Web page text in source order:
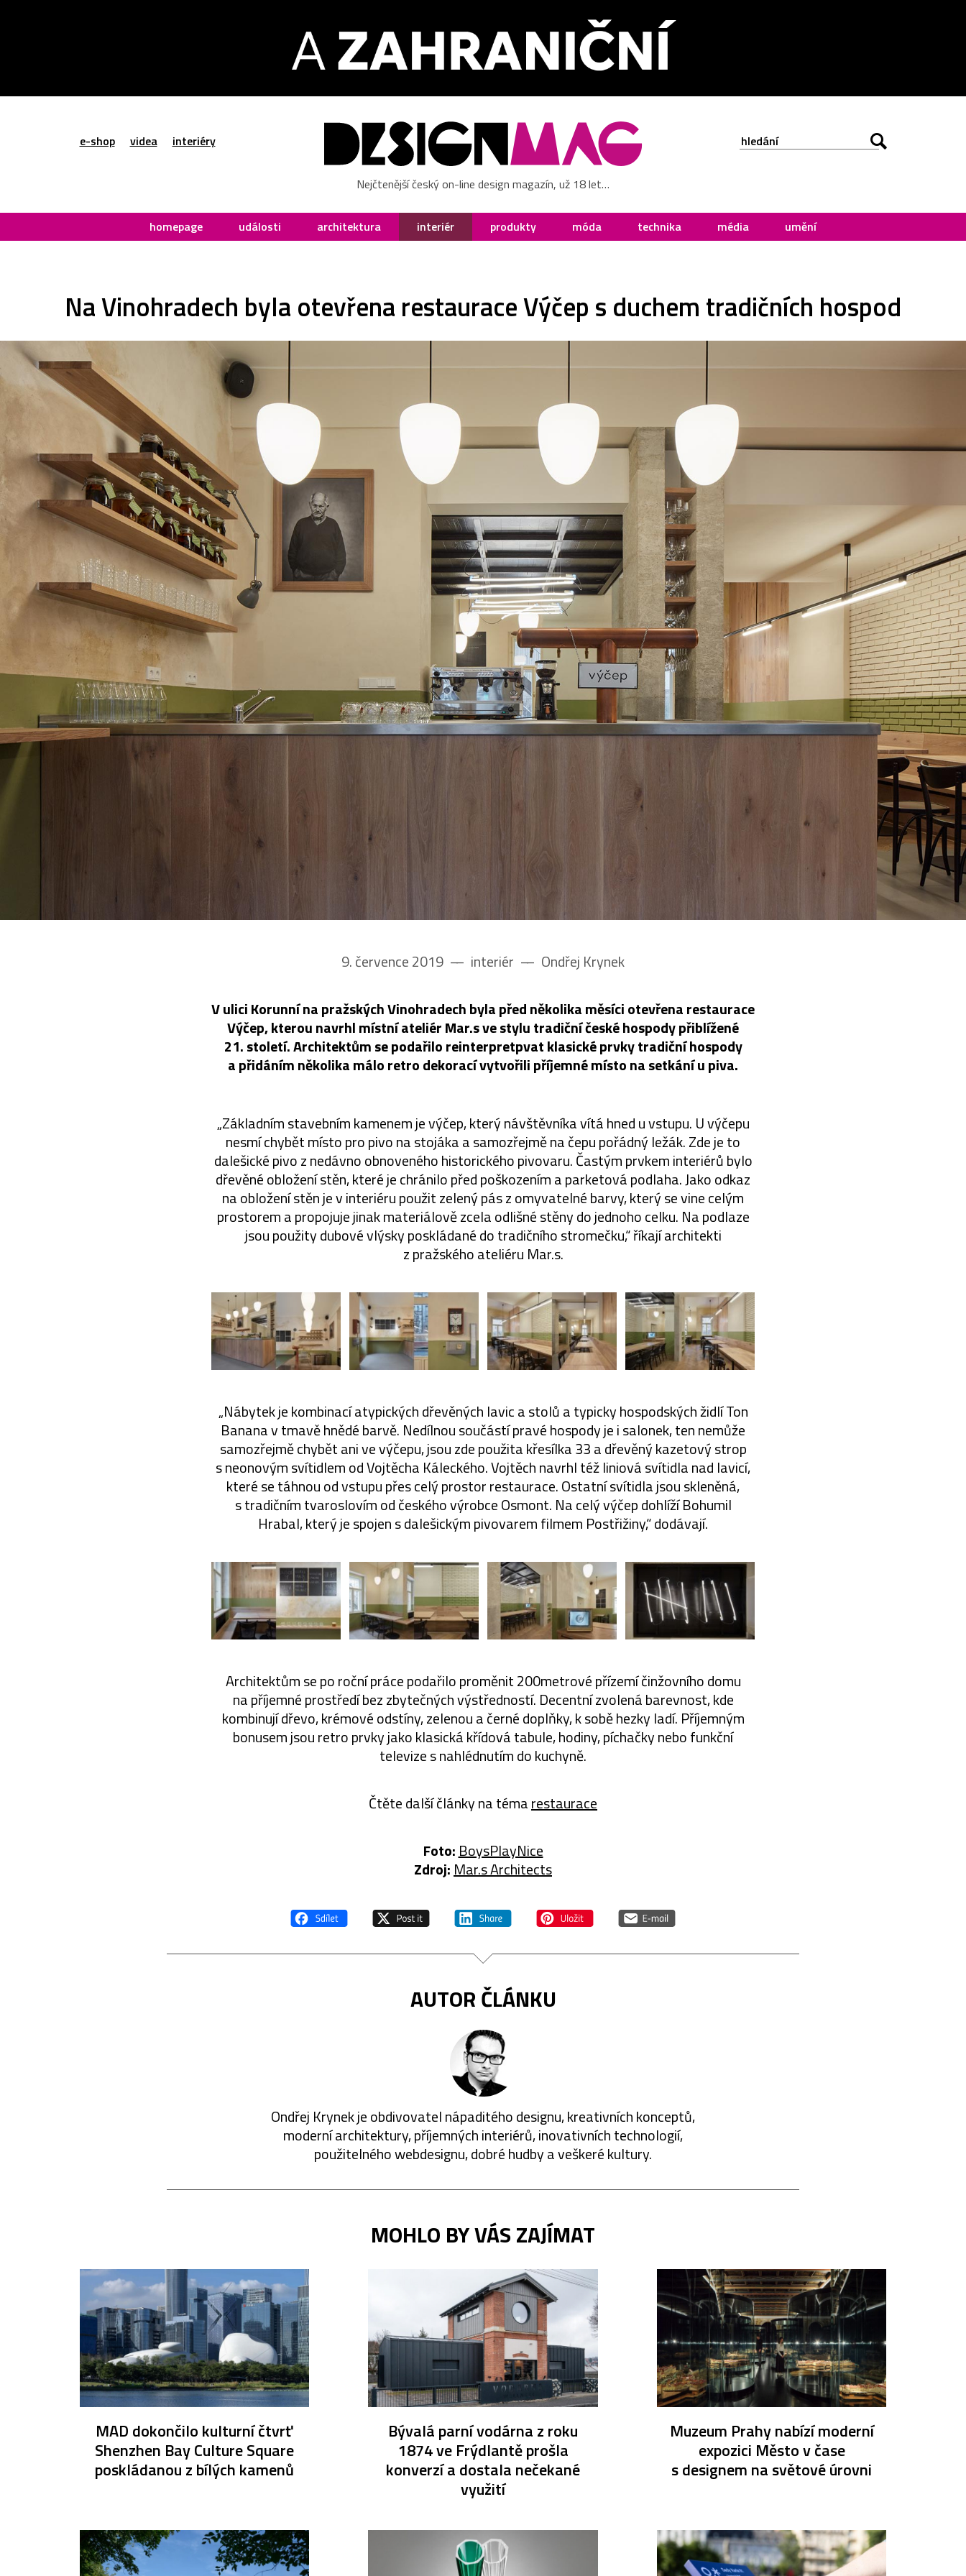
e-shop videa interiéry
Nejčtenější český on-line design magazín, už 18 let…
homepage události architektura interiér produkty móda technika média umění
Na Vinohradech byla otevřena restaurace Výčep s duchem tradičních hospod
9. července 2019 –– interiér –– Ondřej Krynek
V ulici Korunní na pražských Vinohradech byla před několika měsíci otevřena restaurace
Výčep, kterou navrhl místní ateliér Mar.s ve stylu tradiční české hospody přiblížené
21. století. Architektům se podařilo reinterpretpvat klasické prvky tradiční hospody
a přidáním několika málo retro dekorací vytvořili příjemné místo na setkání u piva.
„Základním stavebním kamenem je výčep, který návštěvníka vítá hned u vstupu. U výčepu
nesmí chybět místo pro pivo na stojáka a samozřejmě na čepu pořádný ležák. Zde je to
dalešické pivo z nedávno obnoveného historického pivovaru. Častým prvkem interiérů bylo
dřevěné obložení stěn, které je chránilo před poškozením a parketová podlaha. Jako odkaz
na obložení stěn je v interiéru použit zelený pás z omyvatelné barvy, který se vine celým
prostorem a propojuje jinak materiálově zcela odlišné stěny do jednoho celku. Na podlaze
jsou použity dubové vlýsky poskládané do tradičního stromečku,“ říkají architekti
z pražského ateliéru Mar.s.
„Nábytek je kombinací atypických dřevěných lavic a stolů a typicky hospodských židlí Ton
Banana v tmavě hnědé barvě. Nedílnou součástí pravé hospody je i salonek, ten nemůže
samozřejmě chybět ani ve výčepu, jsou zde použita křesílka 33 a dřevěný kazetový strop
s neonovým svítidlem od Vojtěcha Káleckého. Vojtěch navrhl též liniová svítidla nad lavicí,
které se táhnou od vstupu přes celý prostor restaurace. Ostatní svítidla jsou skleněná,
s tradičním tvaroslovím od českého výrobce Osmont. Na celý výčep dohlíží Bohumil
Hrabal, který je spojen s dalešickým pivovarem filmem Postřižiny,“ dodávají.
Architektům se po roční práce podařilo proměnit 200metrové přízemí činžovního domu
na příjemné prostředí bez zbytečných výstředností. Decentní zvolená barevnost, kde
kombinují dřevo, krémové odstíny, zelenou a černé doplňky, k sobě hezky ladí. Příjemným
bonusem jsou retro prvky jako klasická křídová tabule, hodiny, píchačky nebo funkční
televize s nahlédnutím do kuchyně.
Čtěte další články na témarestaurace
Foto: BoysPlayNice
Zdroj: Mar.s Architects
AUTOR ČLÁNKU
Ondřej Krynek je obdivovatel nápaditého designu, kreativních konceptů,
moderní architektury, příjemných interiérů, inovativních technologií,
použitelného webdesignu, dobré hudby a veškeré kultury.
MOHLO BY VÁS ZAJÍMAT
MAD dokončilo kulturní čtvrť
Shenzhen Bay Culture Square
poskládanou z bílých kamenů
Bývalá parní vodárna z roku
1874 ve Frýdlantě prošla
konverzí a dostala nečekané
využití
Muzeum Prahy nabízí moderní
expozici Město v čase
s designem na světové úrovni